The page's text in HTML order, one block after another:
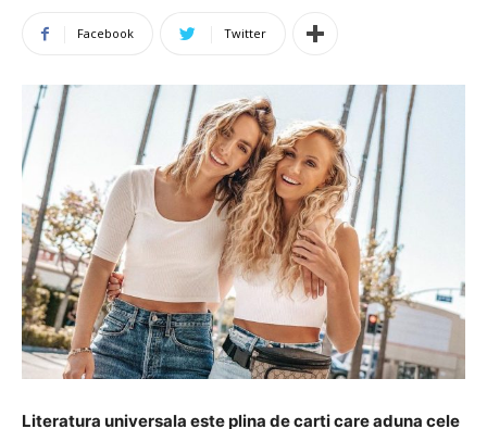
Facebook Twitter
Literatura universala este plina de carti care aduna cele